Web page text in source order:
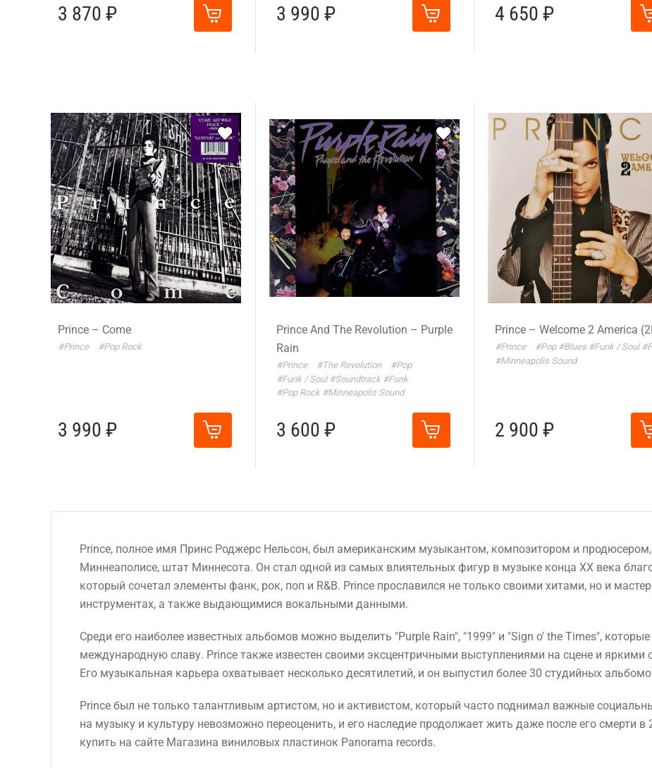
3 870 ₽ 3 990 ₽ 4 650 ₽
Prince – Come
#Prince #Pop Rock
3 990 ₽
Prince And The Revolution – Purple
Rain
#Prince #The Revolution
#Pop
#Funk / Soul #Soundtrack #Funk
#Pop Rock #Minneapolis Sound
3 600 ₽
Prince – Welcome 2 America
#Prince #Pop #Blues #Funk / Soul
#Minneapolis Sound
2 900 ₽
Prince, полное имя Принс Роджерс Нельсон, был американским музыкантом, композитором и
Миннеаполисе, штат Миннесота. Он стал одной из самых влиятельных фигур в музыке конца XX века
который сочетал элементы фанк, рок, поп и R&B. Prince прославился не только своими хитами, но и
инструментах, а также выдающимися вокальными данными.
Среди его наиболее известных альбомов можно выделить "Purple Rain", "1999" и "Sign o' the Times",
международную славу. Prince также известен своими эксцентричными выступлениями на сцене и яркими
Его музыкальная карьера охватывает несколько десятилетий, и он выпустил более 30 студийных
Prince был не только талантливым артистом, но и активистом, который часто поднимал важные
на музыку и культуру невозможно переоценить, и его наследие продолжает жить даже после его смерти
купить на сайте Магазина виниловых пластинок Panorama records.